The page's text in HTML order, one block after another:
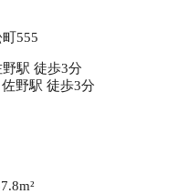
555
駅 徒歩3分
野駅 徒歩3分